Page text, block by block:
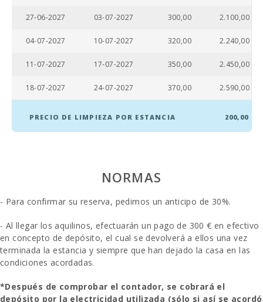
27-06-2027 03-07-2027 300,00 2.100,00
04-07-2027 10-07-2027 320,00 2.240,00
11-07-2027 17-07-2027 350,00 2.450,00
18-07-2027 24-07-2027 370,00 2.590,00
PRECIO DE LIMPIEZA POR ESTANCIA 200,00
NORMAS
- Para confirmar su reserva, pedimos un anticipo de 30%.
- Al llegar los aquilinos, efectuarán un pago de 300 € en efectivo
en concepto de depósito, el cual se devolverá a ellos una vez
terminada la estancia y siempre que han dejado la casa en las
condiciones acordadas.
*Después de comprobar el contador, se cobrará el
depósito por la electricidad utilizada (sólo si así se acordó